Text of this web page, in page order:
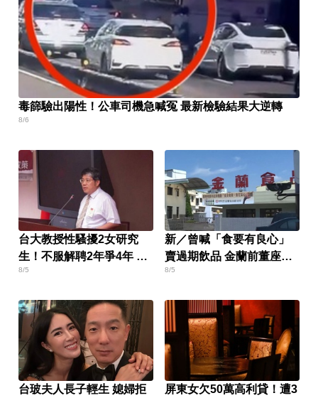
毒篩驗出陽性！公車司機急喊冤 最新檢驗結果大逆轉
8/6
台大教授性騷擾2女研究
生！不服解聘2年爭4年 結
局出爐
8/5
新／曾喊「食要有良心」
賣過期飲品 金蘭前董座遭
求重刑
8/5
台玻夫人長子輕生 媳婦拒
屏東女欠50萬高利貸！遭3